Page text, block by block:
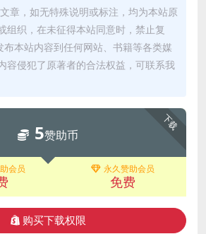
章，如无特殊说明或标注，均为本站原
组织，在未征得本站同意时，禁止复
本站内容到任何网站、书籍等各类媒
容侵犯了原著者的合法权益，可联系我
下载
5赞助币
会员 永久赞助会员
免费
购买下载权限